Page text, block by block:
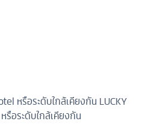
หรือระดับใกล้เคียงกัน LUCKY
หรือระดับใกล้เคียงกัน